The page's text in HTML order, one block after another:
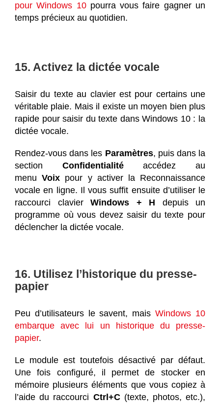
pour Windows 10pourra vous faire gagner un
temps précieux au quotidien.
15. Activez la dictée vocale
Saisir du texte au clavier est pour certains une
véritable plaie. Mais il existe un moyen bien plus
rapide pour saisir du texte dans Windows 10 : la
dictée vocale.
Rendez-vous dans les Paramètres, puis dans la
section Confidentialitéaccédez au
menuVoix pour y activer la Reconnaissance
vocale en ligne. Il vous suffit ensuite d’utiliser le
raccourci clavier Windows + H depuis un
programme où vous devez saisir du texte pour
déclencher la dictée vocale.
16. Utilisez l’historique du presse-
papier
Peu d’utilisateurs le savent, maisWindows 10
embarque avec lui un historique du presse-
papier.
Le module est toutefois désactivé par défaut.
Une fois configuré, il permet de stocker en
mémoire plusieurs éléments que vous copiez à
l’aide du raccourci Ctrl+C(texte, photos, etc.),